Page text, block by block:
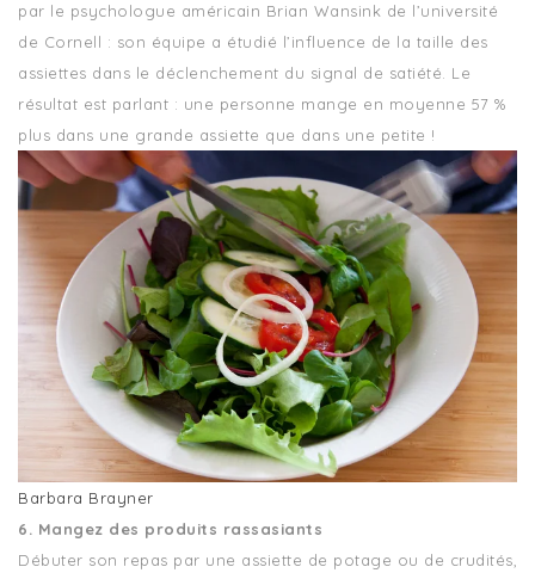
par le psychologue américain Brian Wansink de l’université
de Cornell : son équipe a étudié l’influence de la taille des
assiettes dans le déclenchement du signal de satiété. Le
résultat est parlant : une personne mange en moyenne 57 %
plus dans une grande assiette que dans une petite !
Barbara Brayner
6. Mangez des produits rassasiants
Débuter son repas par une assiette de potage ou de crudités,